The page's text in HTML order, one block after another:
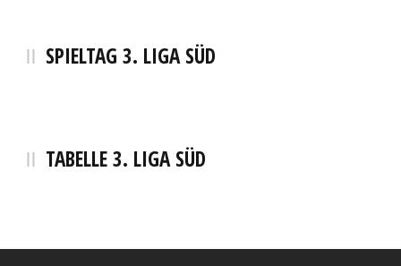
SPIELTAG 3. LIGA SÜD
TABELLE 3. LIGA SÜD